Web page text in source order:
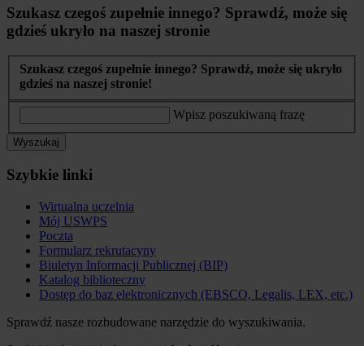
Szukasz czegoś zupełnie innego? Sprawdź, może się
gdzieś ukryło na naszej stronie
Szukasz czegoś zupełnie innego? Sprawdź, może się ukryło
gdzieś na naszej stronie!
Wpisz poszukiwaną frazę
Wyszukaj
Szybkie linki
Wirtualna uczelnia
Mój USWPS
Poczta
Formularz rekrutacyny
Biuletyn Informacji Publicznej (BIP)
Katalog biblioteczny
Dostęp do baz elektronicznych (EBSCO, Legalis, LEX, etc.)
Sprawdź nasze rozbudowane narzędzie do wyszukiwania.